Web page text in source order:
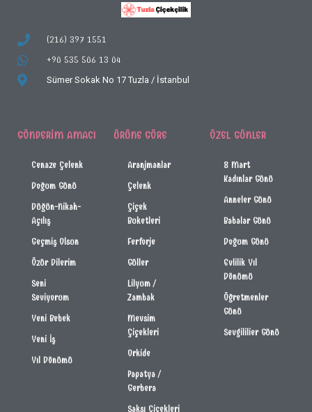
(216) 397 1551
+90 535 506 13 04
Sümer Sokak No 17 Tuzla / İstanbul
GÖNDERIM AMACI
Cenaze Çelenk
Doğum Günü
Düğün-Nikah-
Açılış
Geçmiş Olsun
Özür Dilerim
Seni
Seviyorum
Yeni Bebek
Yeni İş
Yıl Dönümü
ÜRÜNE GÖRE
Aranjmanlar
Çelenk
Çiçek
Buketleri
Ferforje
Güller
Lilyum /
Zambak
Mevsim
Çiçekleri
Orkide
Papatya /
Gerbera
Saksı Çiçekleri
ÖZEL GÜNLER
8 Mart
Kadınlar Günü
Anneler Günü
Babalar Günü
Doğum Günü
Evlilik Yıl
Dönümü
Öğretmenler
Günü
Sevgililier Günü